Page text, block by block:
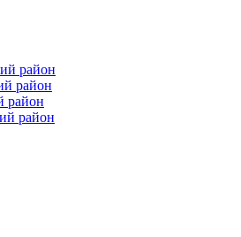
район
район
район
район